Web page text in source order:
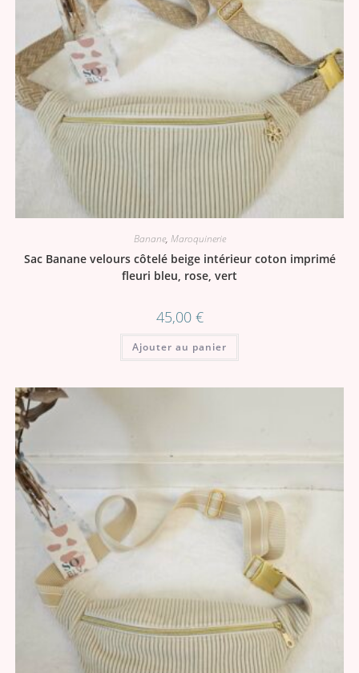
Banane, Maroquinerie
Sac Banane velours côtelé beige intérieur coton imprimé
fleuri bleu, rose, vert
45,00 €
Ajouter au panier